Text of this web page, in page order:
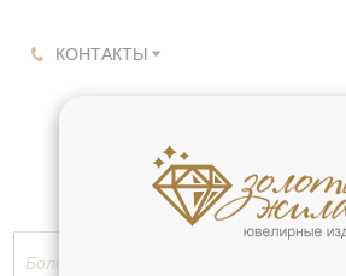
КОНТАКТЫ